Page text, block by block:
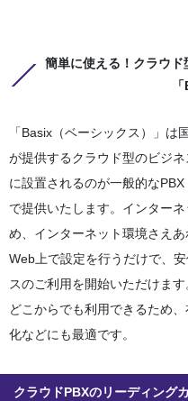
簡単に使える！クラウ
「Basix（ベーシックス）」は
が提供するクラウド型のビジ
に設置されるのが一般的な
で提供いたします。インター
め、インターネット環境さえ
Web上で設定を行うだけで、
スのご利用を開始いただけま
どこからでも利用できるため
化などにも最適です。
クラウドPBXのリーディング